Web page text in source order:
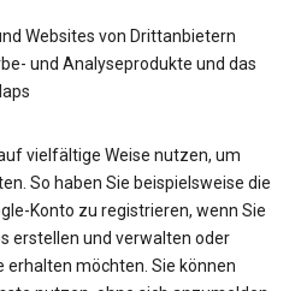
Websites von Drittanbietern
und Analyseprodukte und das
vielfältige Weise nutzen, um
So haben Sie beispielsweise die
Konto zu registrieren, wenn Sie
erstellen und verwalten oder
möchten. Sie können